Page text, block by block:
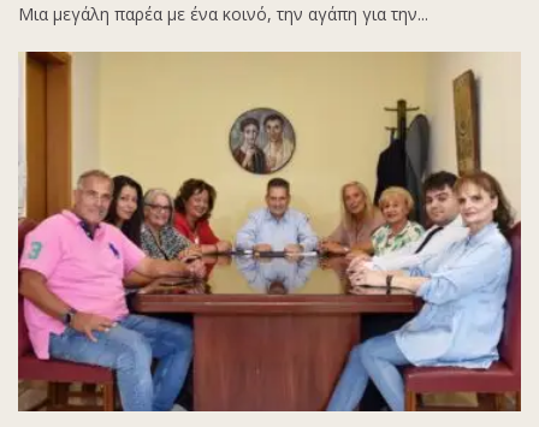
Μια μεγάλη παρέα με ένα κοινό, την αγάπη για την...